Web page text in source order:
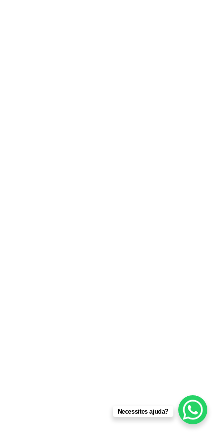
Necessites ajuda?